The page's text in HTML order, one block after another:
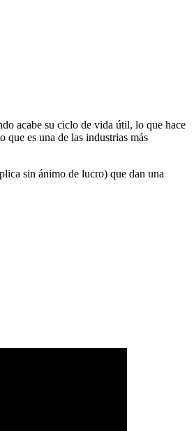
acabe su ciclo de vida útil, lo que hace
que es una de las industrias más
sin ánimo de lucro) que dan una